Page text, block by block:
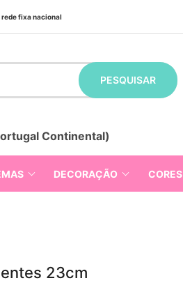
rede fixa nacional
PESQUISAR
Continental)
DECORAÇÃO CORES
23cm